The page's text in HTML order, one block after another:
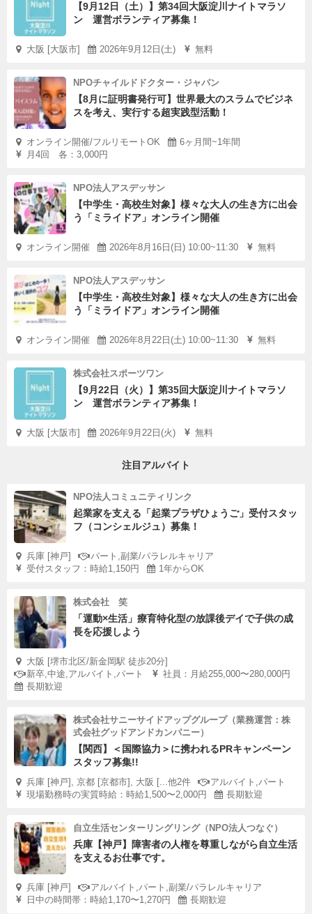
【9月12日（土）】第34回大阪淀川ナイトマラソ
ン 運営ボランティア募集！
大阪 [大阪市] 2026年9月12日(土) 無料
NPOチャイルドドクター・ジャパン
【8月に証明書発行可】世界最大のスラムでビジネ
スを考え、実行する超実践型活動！
オンライン開催/フルリモートOK
6ヶ月間~1年間
月4回 各：3,000円
NPO法人アスデッサン
【中学生・高校生対象】様々な大人の生き方に出会
う「ミライドア」オンライン開催
オンライン開催 2026年8月16日(日) 10:00~11:30 無料
NPO法人アスデッサン
【中学生・高校生対象】様々な大人の生き方に出会
う「ミライドア」オンライン開催
オンライン開催 2026年8月22日(土) 10:00~11:30 無料
株式会社スポーツワン
【9月22日（火）】第35回大阪淀川ナイトマラソ
ン 運営ボランティア募集！
大阪 [大阪市] 2026年9月22日(火) 無料
注目アルバイト
NPO法人コミュニティリンク
起業家を支える「起業プラザひょうご」受付スタッ
フ（コンシェルジュ）募集！
兵庫 [神戸]
パート,副業/パラレルキャリア
受付スタッフ：時給1,150円
1年からOK
株式会社 笑
「運動×生活」療育特化型の放課後デイで子供の成
長を応援しよう
大阪 [堺市北区/新金岡駅 徒歩20分]
新卒,中途,アルバイト,パート
社員：月給255,000〜280,000円
長期歓迎
株式会社サニーサイドアップグループ（業務運営：株
式会社グッドアンドカンパニー）
【関西】＜国際協力＞に携われるPRキャンペーン
スタッフ募集!!
兵庫 [神戸], 京都 [京都市], 大阪 [...他2件
アルバイト,パート
現場勤務時の実質時給：時給1,500〜2,000円
長期歓迎
自立生活センターリングリング（NPO法人つなぐ）
兵庫【神戸】障害者の人権を尊重しながら自立生活
を支えるお仕事です。
兵庫 [神戸]
アルバイト,パート,副業/パラレルキャリア
日中の時間帯：時給1,170〜1,270円
長期歓迎